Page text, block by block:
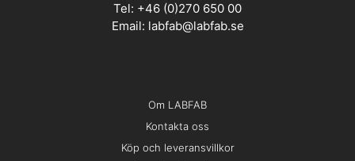
Tel: +46 (0)270 650 00
Email: labfab@labfab.se
Om LABFAB
Kontakta oss
Köp och leveransvillkor